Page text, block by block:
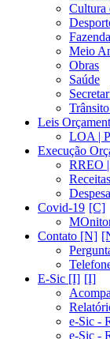
Cultura
Fazenda
Meio
Obras
Saúde
Leis
LOA |
Execução
RREO
Receitas
Covid-19
Contato [N]
E-Sic [I]
e-Sic -
e-Sic -